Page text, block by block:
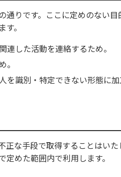
通りです。ここに定めのない
。
した活動を連絡するため。
。
識別・特定できない形態に
な手段で取得することはいた
めた範囲内で利用します。